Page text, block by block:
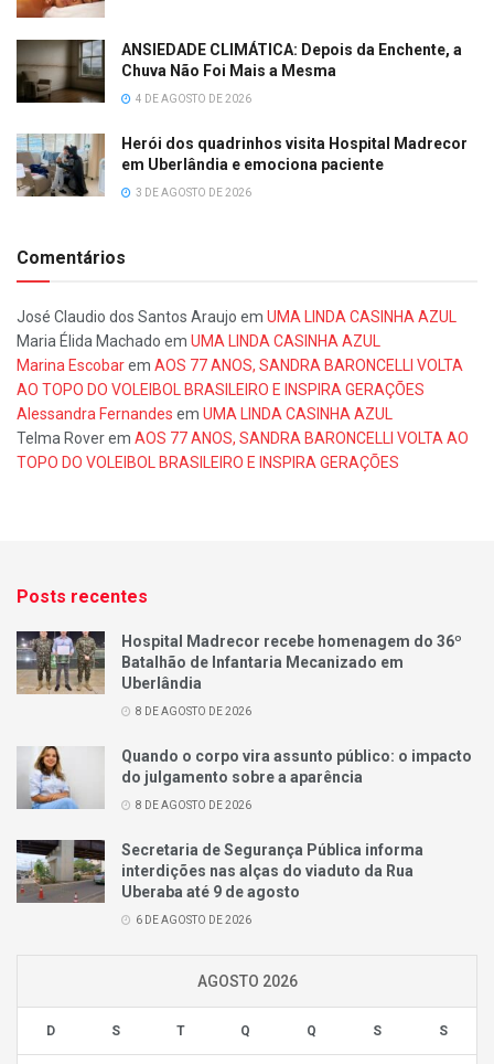
ANSIEDADE CLIMÁTICA: Depois da Enchente, a
Chuva Não Foi Mais a Mesma
4 DE AGOSTO DE 2026
Herói dos quadrinhos visita Hospital Madrecor
em Uberlândia e emociona paciente
3 DE AGOSTO DE 2026
Comentários
José Claudio dos Santos Araujo em UMA LINDA CASINHA AZUL
Maria Élida Machado em UMA LINDA CASINHA AZUL
Marina Escobarem AOS 77 ANOS, SANDRA BARONCELLI VOLTA
AO TOPO DO VOLEIBOL BRASILEIRO E INSPIRA GERAÇÕES
Alessandra Fernandes em UMA LINDA CASINHA AZUL
Telma Roverem AOS 77 ANOS, SANDRA BARONCELLI VOLTA AO
TOPO DO VOLEIBOL BRASILEIRO E INSPIRA GERAÇÕES
Posts recentes
Hospital Madrecor recebe homenagem do 36º
Batalhão de Infantaria Mecanizado em
Uberlândia
8 DE AGOSTO DE 2026
Quando o corpo vira assunto público: o impacto
do julgamento sobre a aparência
8 DE AGOSTO DE 2026
Secretaria de Segurança Pública informa
interdições nas alças do viaduto da Rua
Uberaba até 9 de agosto
6 DE AGOSTO DE 2026
AGOSTO 2026
D S T Q Q S S